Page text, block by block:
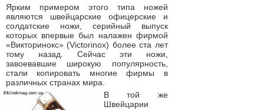
Ярким примером этого типа ножей
являются швейцарские офицерские и
солдатские ножи, серийный выпуск
которых впервые был налажен фирмой
«Викторинокс» (Victorinox) более ста лет
тому назад. Сейчас эти ножи,
завоевавшие широкую популярность,
стали копировать многие фирмы в
различных странах мира.
В той же
Швейцарии